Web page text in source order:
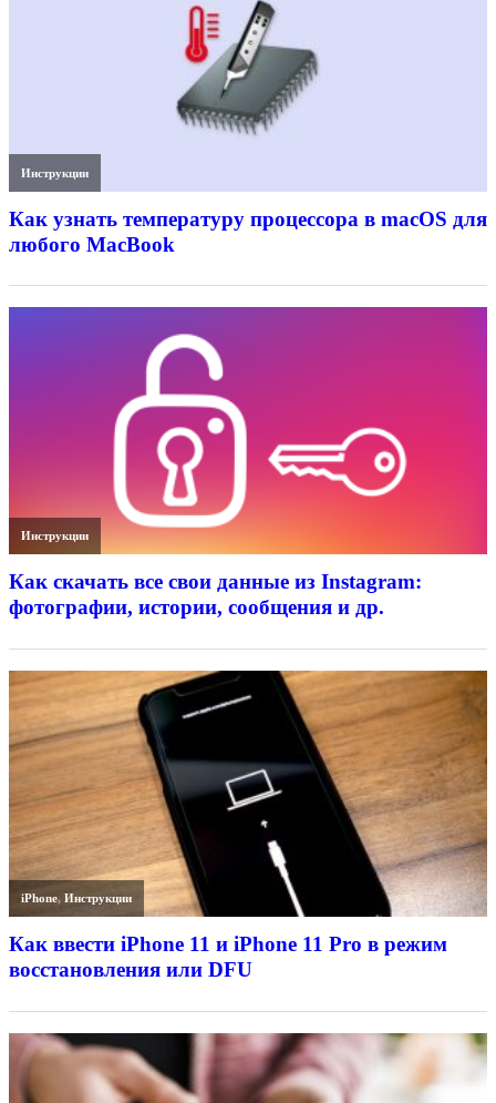
Инструкции
Как узнать температуру процессора в macOS для
любого MacBook
Инструкции
Как скачать все свои данные из Instagram:
фотографии, истории, сообщения и др.
iPhone,Инструкции
Как ввести iPhone 11 и iPhone 11 Pro в режим
восстановления или DFU